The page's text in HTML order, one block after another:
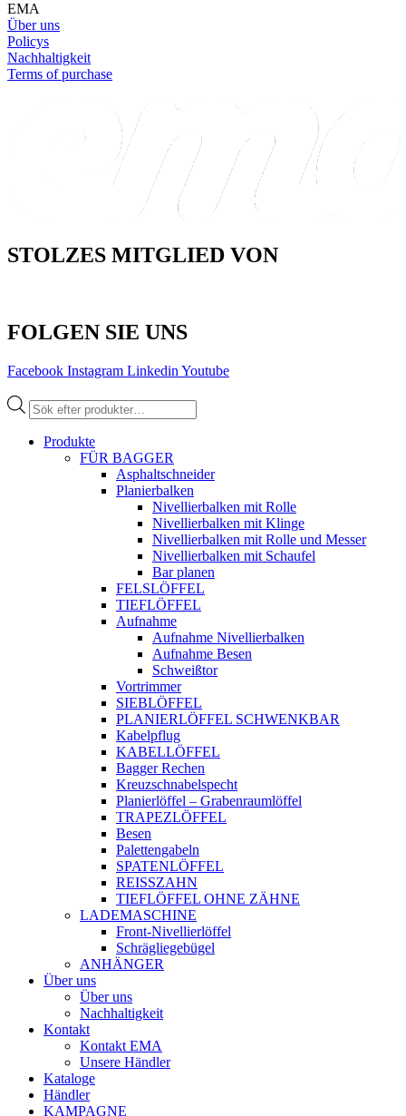
EMA
Über uns
Policys
Nachhaltigkeit
Terms of purchase
STOLZES MITGLIED VON
FOLGEN SIE UNS
Facebook Instagram Linkedin Youtube
Products
search
Produkte
FÜR BAGGER
Asphaltschneider
Planierbalken
Nivellierbalken mit Rolle
Nivellierbalken mit Klinge
Nivellierbalken mit Rolle und Messer
Nivellierbalken mit Schaufel
Bar planen
FELSLÖFFEL
TIEFLÖFFEL
Aufnahme
Aufnahme Nivellierbalken
Aufnahme Besen
Schweißtor
Vortrimmer
SIEBLÖFFEL
PLANIERLÖFFEL SCHWENKBAR
Kabelpflug
KABELLÖFFEL
Bagger Rechen
Kreuzschnabelspecht
Planierlöffel – Grabenraumlöffel
TRAPEZLÖFFEL
Besen
Palettengabeln
SPATENLÖFFEL
REISSZAHN
TIEFLÖFFEL OHNE ZÄHNE
LADEMASCHINE
Front-Nivellierlöffel
Schrägliegebügel
ANHÄNGER
Über uns
Über uns
Nachhaltigkeit
Kontakt
Kontakt EMA
Unsere Händler
Kataloge
Händler
KAMPAGNE